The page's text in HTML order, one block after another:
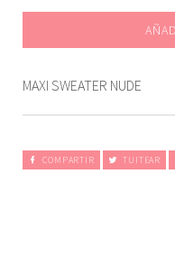
MAXI SWEATER NUDE
COMPARTIR TUITEAR